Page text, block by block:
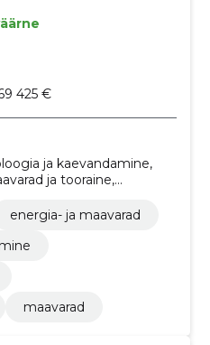
425 €
ja kaevandamine,
ja tooraine,
energia- ja maavarad
maavarad